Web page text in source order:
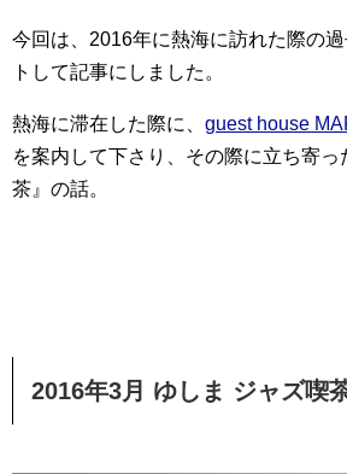
今回は、2016年に熱海に訪れた際の
トして記事にしました。
熱海に滞在した際に、 guest house
を案内して下さり、その際に立ち寄
茶』の話。
2016年3月 ゆしま ジャズ喫